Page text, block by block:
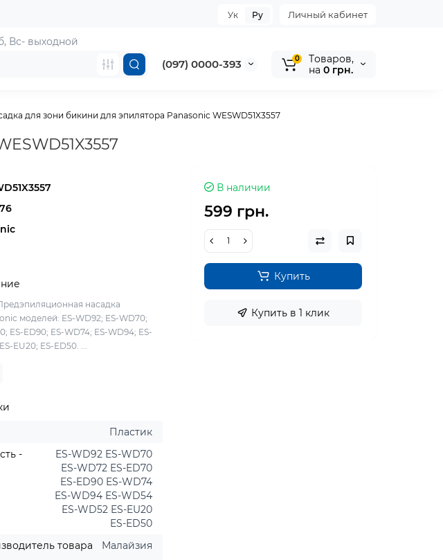
Личный кабинет
Ук Ру
Вс- выходной
(097) 0000-393 0
Tоваров,
на 0 грн.
для зони бикини для эпилятора Panasonic WESWD51X3557
насадка
моделей: ES-WD92; ES-WD70;
ES-ED90; ES-WD74; ES-WD94; ES-
EU20; ES-ED50. ...
Пластик
-
ES-WD92 ES-WD70
ES-WD72 ES-ED70
ES-ED90 ES-WD74
ES-WD94 ES-WD54
ES-WD52 ES-EU20
ES-ED50
товара
Малайзия
В наличии
599 грн.
Купить
Купить в 1 клик